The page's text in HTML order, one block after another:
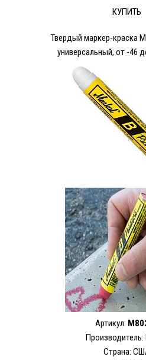
КУПИТЬ
Твердый маркер-краска
универсальный, от -46
Артикул:
Производитель:
Страна: